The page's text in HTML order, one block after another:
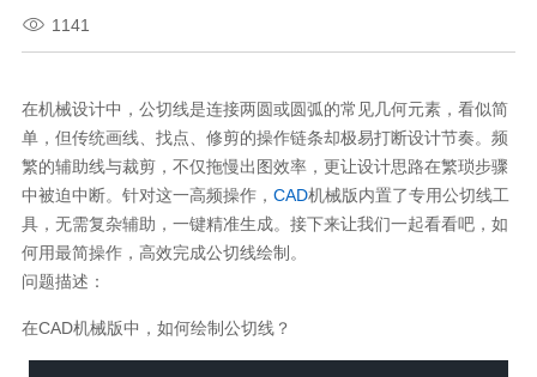
1141
在机械设计中，公切线是连接两圆或圆弧的常见几何元素，看似简
单，但传统画线、找点、修剪的操作链条却极易打断设计节奏。频
繁的辅助线与裁剪，不仅拖慢出图效率，更让设计思路在繁琐步骤
中被迫中断。针对这一高频操作， CAD机械版内置了专用公切线工
具，无需复杂辅助，一键精准生成。接下来让我们一起看看吧，如
何用最简操作，高效完成公切线绘制。
问题描述：
在CAD机械版中，如何绘制公切线？